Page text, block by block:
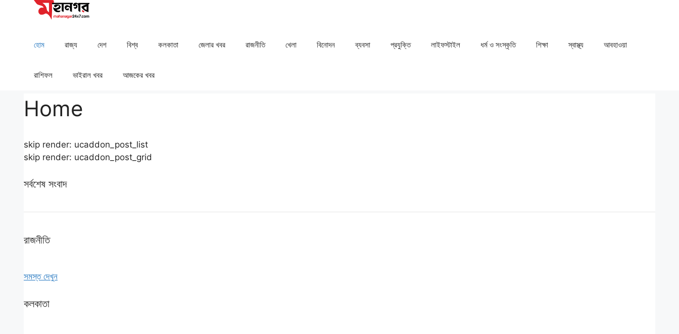
হোম রাজ্য দেশ ⁠বিশ্ব কলকাতা ⁠⁠জেলার খবর রাজনীতি খেলা ⁠বিনোদন ব্যবসা প্রযুক্তি লাইফস্টাইল ধর্ম ও সংস্কৃতি ⁠⁠শিক্ষা ⁠⁠স্বাস্থ্য ⁠⁠আবহাওয়া
রাশিফল ⁠⁠ভাইরাল খবর আজকের খবর
Home
skip render: ucaddon_post_list
skip render: ucaddon_post_grid
সর্বশেষ সংবাদ
রাজনীতি
সমস্ত দেখুন
কলকাতা